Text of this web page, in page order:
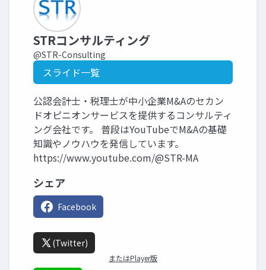
STRコンサルティング
@STR-Consulting
スライド一覧
公認会計士・税理士が中小企業M&Aのセカン
ドオピニオンサービスを提供するコンサルティ
ング会社です。 普段はYouTubeでM&Aの基礎
知識やノウハウを発信しています。
https://www.youtube.com/@STR-MA
シェア
Facebook
(Twitter)
またはPlayer版